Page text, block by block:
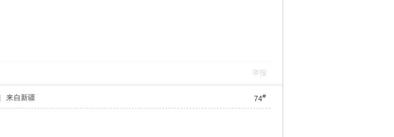
举报
74#
来自新疆